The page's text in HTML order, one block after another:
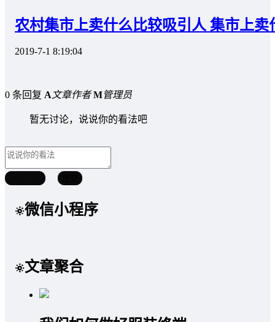
农村集市上卖什么比较吸引人 集市上卖
2019-7-1 8:19:04
0 条回复 A文章作者 M管理员
暂无讨论，说说你的看法吧
微信小程序
文章聚合